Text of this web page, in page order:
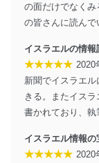
外部からの
個人デ
個人デ
ソフト
により
情報シス
メール
設定し
の面だけでなく
の皆さんに読んで
イスラエルの情報
★★★★★ 2020
新聞でイスラエ
きる。またイス
書かれており、執
イスラエル情報の
★★★★★ 2020